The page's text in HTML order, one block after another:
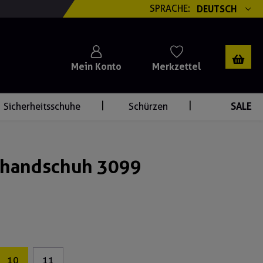
SPRACHE: DEUTSCH
Mein Konto Merkzettel
Sicherheitsschuhe Schürzen SALE
3099
10 11